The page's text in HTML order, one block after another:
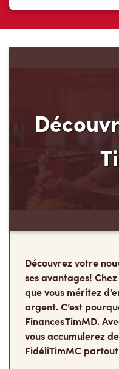
Découvrez votre
ses avantages!
que vous méritez
argent. C’est
Finances TimMD.
vous accumulerez
FidéliTimMC